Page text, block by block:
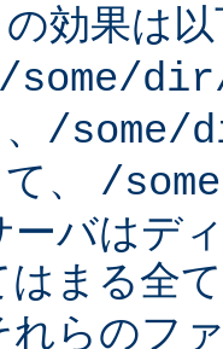
の効果は
/some/
/some/
、 /
ーバはデ
はまる全
れらのフ